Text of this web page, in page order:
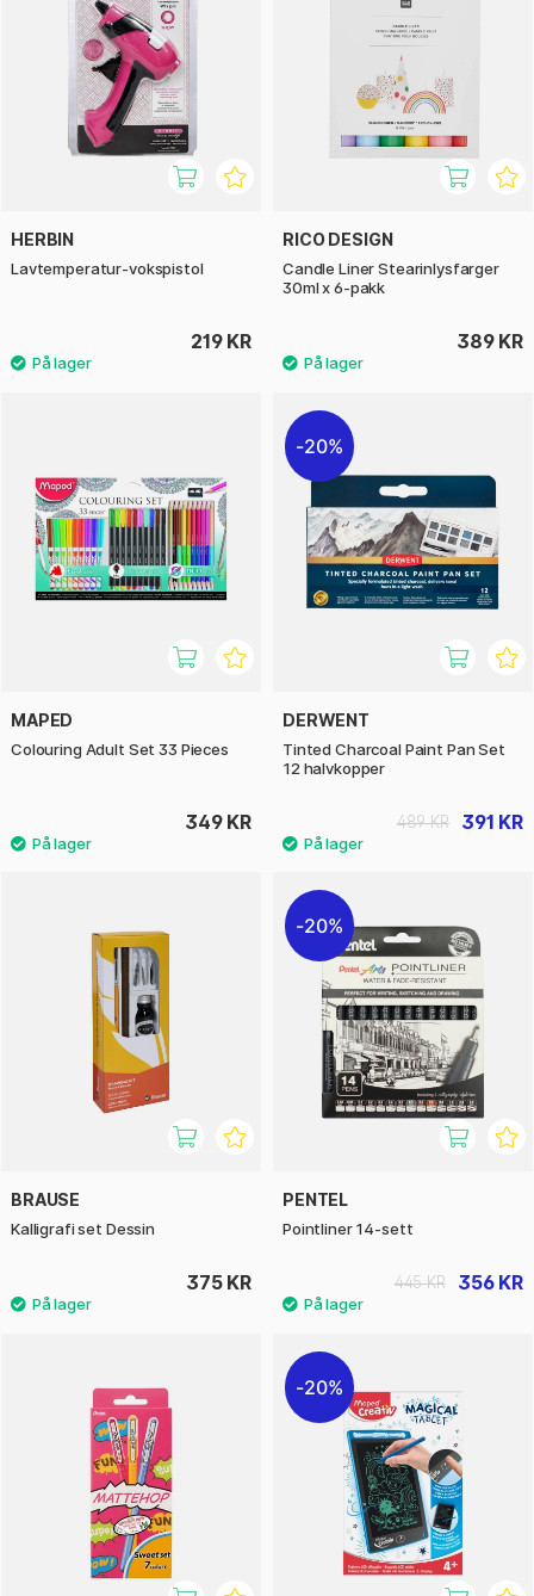
HERBIN
Lavtemperatur-vokspistol
219 KR
RICO DESIGN
Candle Liner Stearinlysfarger
30ml x 6-pakk
389 KR
MAPED
Colouring Adult Set 33 Pieces
349 KR
20%
DERWENT
Tinted Charcoal Paint Pan Set
12 halvkopper
391 KR
489 KR
BRAUSE
Kalligrafi set Dessin
375 KR
20%
PENTEL
Pointliner 14-sett
356 KR
445 KR
20%